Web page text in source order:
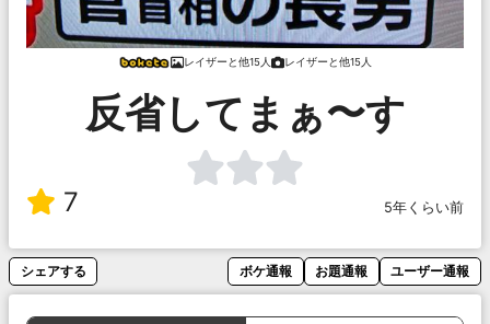
レイザーと他15人 レイザーと他15人
反省してまぁ〜す
7 5年くらい前
シェアする ボケ通報 お題通報 ユーザー通報